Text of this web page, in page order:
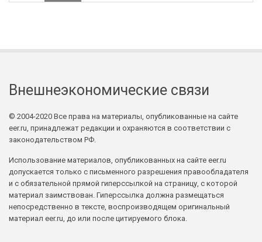
Внешнеэкономические связи
© 2004-2020 Все права на материалы, опубликованные на сайте
eer.ru, принадлежат редакции и охраняются в соответствии с
законодательством РФ.
Использование материалов, опубликованных на сайте eer.ru
допускается только с письменного разрешения правообладателя
и с обязательной прямой гиперссылкой на страницу, с которой
материал заимствован. Гиперссылка должна размещаться
непосредственно в тексте, воспроизводящем оригинальный
материал eer.ru, до или после цитируемого блока.